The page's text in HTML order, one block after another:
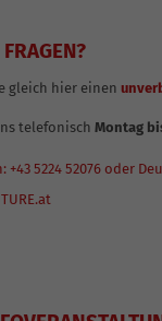
gleich hier einen
telefonisch Montag
+43 5224 52076 oder